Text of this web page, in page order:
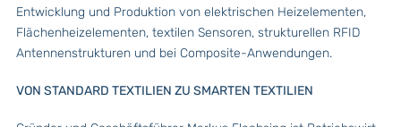
Entwicklung und Produktion von elektrischen Heizelementen,
Flächenheizelementen, textilen Sensoren, strukturellen RFID
Antennenstrukturen und bei Composite-Anwendungen.
VON STANDARD TEXTILIEN ZU SMARTEN TEXTILIEN